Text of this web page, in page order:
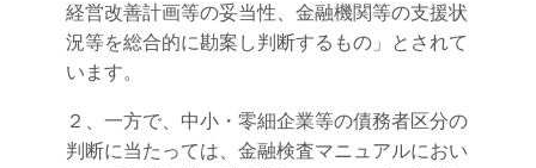
経営改善計画等の妥当性、金融機関等の支援状
況等を総合的に勘案し判断するもの」とされて
います。
２、一方で、中小・零細企業等の債務者区分の
判断に当たっては、金融検査マニュアルにおい